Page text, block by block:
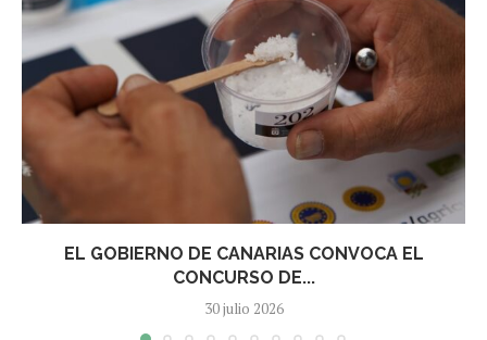
EL GOBIERNO DE CANARIAS CONVOCA EL
CONCURSO DE...
30 julio 2026